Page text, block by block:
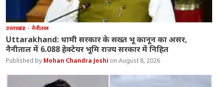
उत्तराखंड नैनीताल
Uttarakhand: धामी सरकार के सख्त भू कानून का असर,
नैनीताल में 6.088 हेक्टेयर भूमि राज्य सरकार में निहित
Mohan Chandra Joshi August 8, 2026